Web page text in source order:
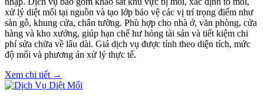
xử lý diệt mối tại nguồn và tạo lớp bảo vệ các vị trí trọng điểm như
sàn gỗ, khung cửa, chân tường. Phù hợp cho nhà ở, văn phòng, cửa
hàng và kho xưởng, giúp hạn chế hư hỏng tài sản và tiết kiệm chi
phí sửa chữa về lâu dài. Giá dịch vụ được tính theo diện tích, mức
độ mối và phương án xử lý thực tế.
Xem chi tiết →